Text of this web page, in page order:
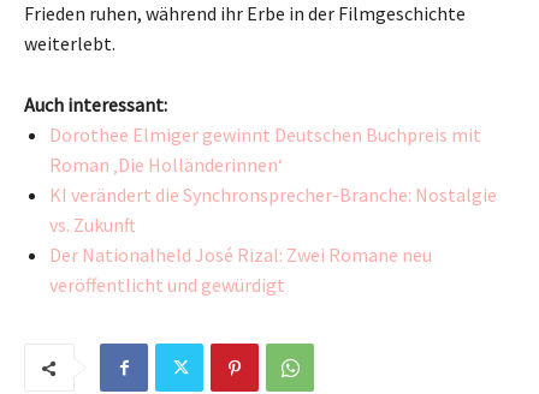
Frieden ruhen, während ihr Erbe in der Filmgeschichte
weiterlebt.
Auch interessant:
Dorothee Elmiger gewinnt Deutschen Buchpreis mit
Roman ‚Die Holländerinnen‘
KI verändert die Synchronsprecher-Branche: Nostalgie
vs. Zukunft
Der Nationalheld José Rizal: Zwei Romane neu
veröffentlicht und gewürdigt